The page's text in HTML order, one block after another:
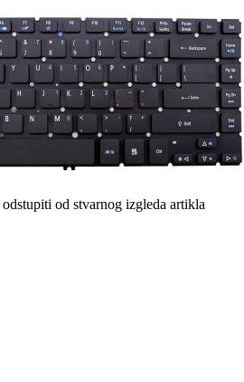
od stvarnog izgleda artikla